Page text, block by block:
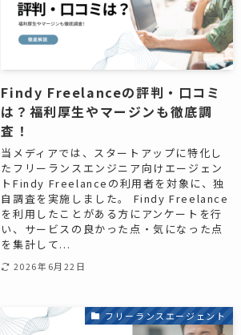
Findy Freelanceの評判・口コミ
は？福利厚生やマージンも徹底調
査！
当メディアでは、スタートアップに特化し
たフリーランスエンジニア向けエージェン
トFindy Freelanceの利用者を対象に、独
自調査を実施しました。 Findy Freelance
を利用したことがある方にアンケートを行
い、サービスの良かった点・気になった点
を集計して...
2026年6月22日
フリーランスエージェント